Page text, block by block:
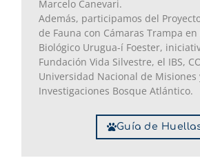
Marcelo Canevari.
Además, participamos del
de Fauna con Cámaras Trampa
Biológico Urugua-í Foester,
Fundación Vida Silvestre, el IBS,
Universidad Nacional de Misiones
Investigaciones Bosque Atlántico.
Guía de